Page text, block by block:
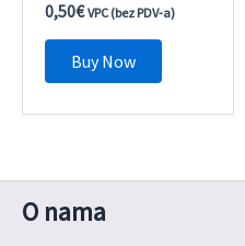
0,50€ VPC (bez PDV-a)
Buy Now
O nama